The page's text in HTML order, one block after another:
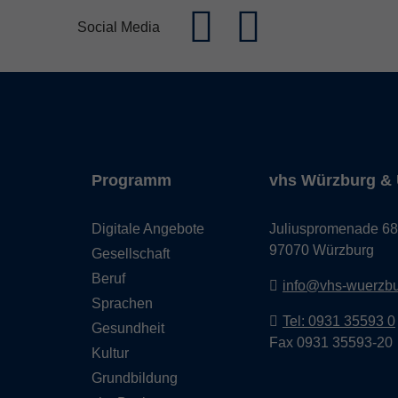
Social Media
Programm
Digitale Angebote
Gesellschaft
Beruf
Sprachen
Gesundheit
Kultur
Grundbildung
vhs Würzburg &
Juliuspromenade 68
97070 Würzburg
info@vhs-
Tel: 0931 35593 0
Fax 0931 35593-20